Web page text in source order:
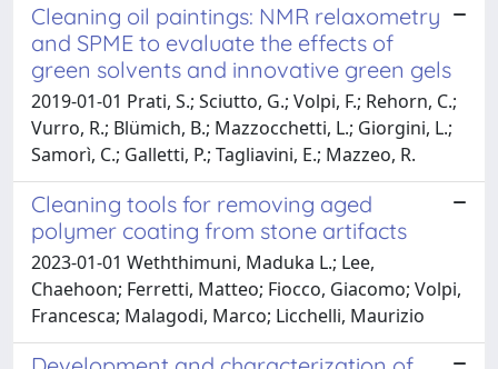
Cleaning oil paintings: NMR relaxometry
and SPME to evaluate the effects of
green solvents and innovative green gels
2019-01-01 Prati, S.; Sciutto, G.; Volpi, F.; Rehorn, C.;
Vurro, R.; Blümich, B.; Mazzocchetti, L.; Giorgini, L.;
Samorì, C.; Galletti, P.; Tagliavini, E.; Mazzeo, R.
Cleaning tools for removing aged
polymer coating from stone artifacts
2023-01-01 Weththimuni, Maduka L.; Lee,
Chaehoon; Ferretti, Matteo; Fiocco, Giacomo; Volpi,
Francesca; Malagodi, Marco; Licchelli, Maurizio